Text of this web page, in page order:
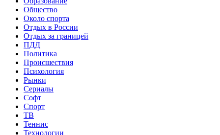
Общество
Около спорта
Отдых в России
Отдых за границей
ПДД
Политика
Происшествия
Психология
Рынки
Сериалы
Софт
Спорт
ТВ
Теннис
Технологии